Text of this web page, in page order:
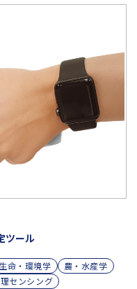
ツール
生命・環境学
農・水産学
センシング